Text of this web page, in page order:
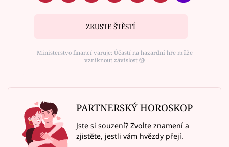
ZKUSTE ŠTĚSTÍ
Ministerstvo financí varuje: Účastí na hazardní hře může
vzniknout závislost ⑱
PARTNERSKÝ HOROSKOP
Jste si souzení? Zvolte znamení a
zjistěte, jestli vám hvězdy přejí.